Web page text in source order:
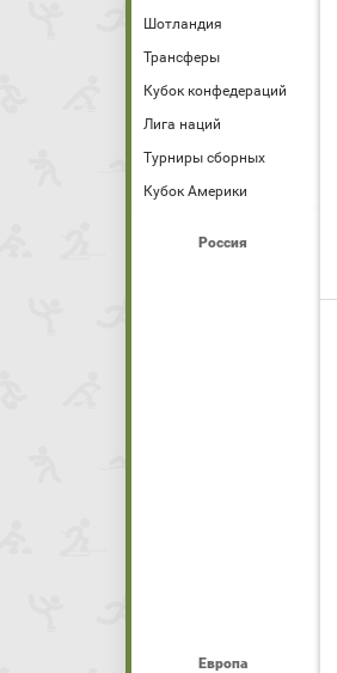
Шотландия
Трансферы
Кубок конфедераций
Лига наций
Турниры сборных
Кубок Америки
Россия
Европа